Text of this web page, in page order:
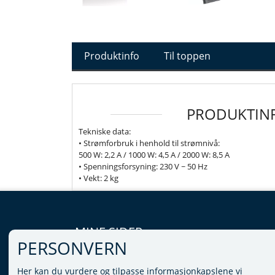
Produktinfo Til toppen
Tekniske data:
• Strømforbruk i henhold til strømnivå:
500 W: 2,2 A / 1000 W: 4,5 A / 2000 W: 8,5 A
• Spenningsforsyning: 230 V ~ 50 Hz
• Vekt: 2 kg
MINE SIDER
LOGG INN
VILKÅR
PERSONVERN
Her kan du vurdere og tilpasse informasjonkapslene vi